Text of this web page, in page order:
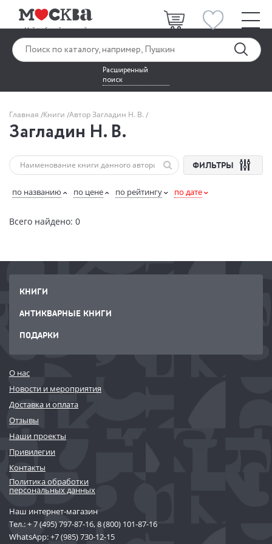
Расширенный
поиск
Главная Книги Автор Загладин Н. В.
Загладин Н. В.
ФИЛЬТРЫ
по названию по цене по рейтингу по дате
Всего найдено: 0
КНИГИ
АНТИКВАРНЫЕ КНИГИ
ПОДАРКИ
О нас
Новости и мероприятия
Доставка и оплата
Отзывы
Наши проекты
Привилегии
Контакты
Политика обработки
персональных данных
Наш интернет-магазин
Тел.:+ 7 (495) 797-87-16,8 (800) 101-87-16
WhatsApp:+7 (985) 730-12-15